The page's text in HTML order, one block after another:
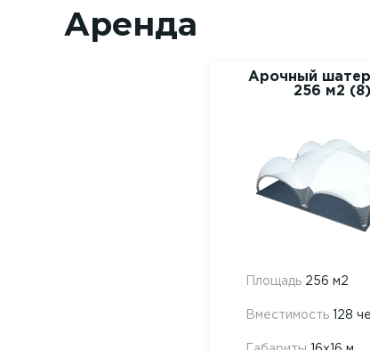
Аренда
Арочный шатер
256 м2 (8)
Площадь256 м2
Вместимость128